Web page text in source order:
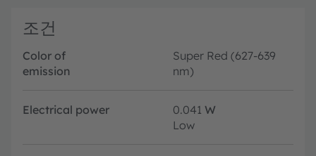
조건
Color of
emission
Super Red (627-639
nm)
Electrical power 0.041 W
Low